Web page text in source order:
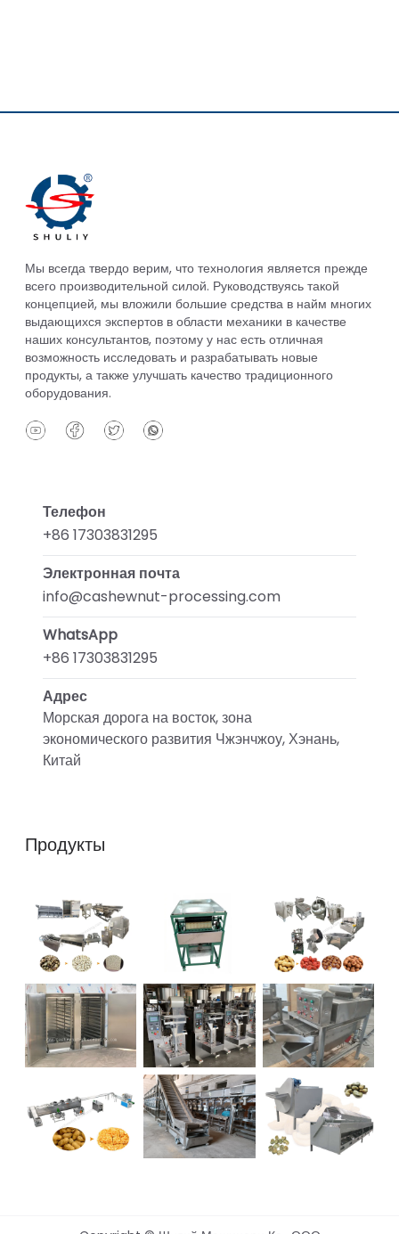
Мы всегда твердо верим, что технология является прежде
всего производительной силой. Руководствуясь такой
концепцией, мы вложили большие средства в найм многих
выдающихся экспертов в области механики в качестве
наших консультантов, поэтому у нас есть отличная
возможность исследовать и разрабатывать новые
продукты, а также улучшать качество традиционного
оборудования.
Телефон
+86 17303831295
Электронная почта
info@cashewnut-processing.com
WhatsApp
+86 17303831295
Адрес
Морская дорога на восток, зона
экономического развития Чжэнчжоу, Хэнань,
Китай
Продукты